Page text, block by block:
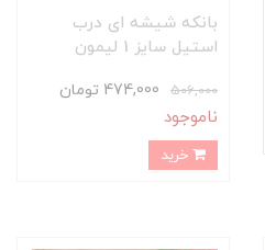
بانکه شیشه ای درب
استیل سایز 1 لیمون
506,000 474,000 تومان
ناموجود